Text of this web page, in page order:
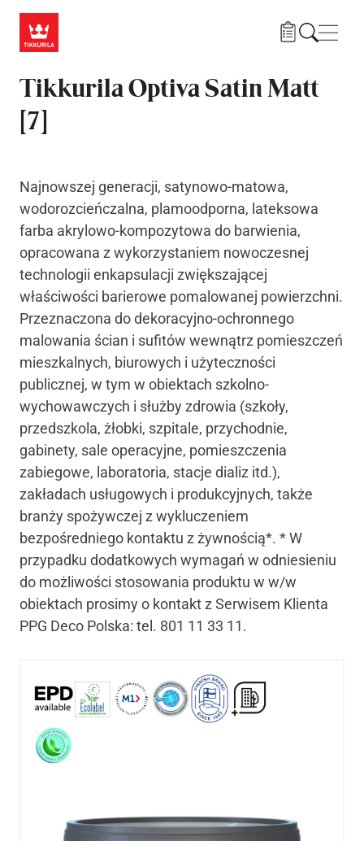
Tikkurila Optiva Satin Matt
[7]
Najnowszej generacji, satynowo-matowa,
wodorozcieńczalna, plamoodporna, lateksowa
farba akrylowo-kompozytowa do barwienia,
opracowana z wykorzystaniem nowoczesnej
technologii enkapsulacji zwiększającej
właściwości barierowe pomalowanej powierzchni.
Przeznaczona do dekoracyjno-ochronnego
malowania ścian i sufitów wewnątrz pomieszczeń
mieszkalnych, biurowych i użyteczności
publicznej, w tym w obiektach szkolno-
wychowawczych i służby zdrowia (szkoły,
przedszkola, żłobki, szpitale, przychodnie,
gabinety, sale operacyjne, pomieszczenia
zabiegowe, laboratoria, stacje dializ itd.),
zakładach usługowych i produkcyjnych, także
branży spożywczej z wykluczeniem
bezpośredniego kontaktu z żywnością*. * W
przypadku dodatkowych wymagań w odniesieniu
do możliwości stosowania produktu w w/w
obiektach prosimy o kontakt z Serwisem Klienta
PPG Deco Polska: tel. 801 11 33 11.